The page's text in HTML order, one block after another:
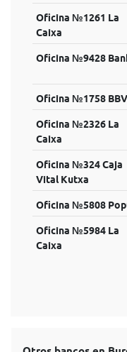
Oficina №1261 La
Caixa
Oficina №9428
Oficina №1758
Oficina №2326 La
Caixa
Oficina №324 Caja
Vital Kutxa
Oficina №5808
Oficina №5984 La
Caixa